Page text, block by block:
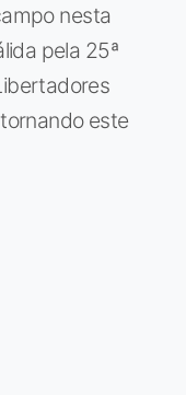
nesta
pela 25ª
este